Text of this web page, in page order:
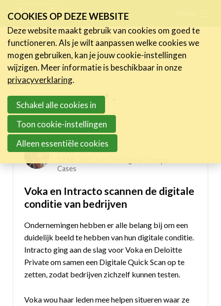
links
Jump
to
navigation
to
main
content
FR NL
Home Cases
Cases Gallery
Voka en Intracto scannen de digitale conditie van bedrijven
Inspiring projects menu
Digital Champs Cases
Pieter Janssens
Cases
Voka en Intracto scannen de digitale
conditie van bedrijven
Ondernemingen hebben er alle belang bij om een
duidelijk beeld te hebben van hun digitale conditie.
Intracto ging aan de slag voor Voka en Deloitte
Private om samen een Digitale Quick Scan op te
zetten, zodat bedrijven zichzelf kunnen testen.
Voka wou haar leden mee helpen situeren waar ze
Nieuws
Activiteiten
Expertise
Toolbox
Bedrijvenzoeker
Lid worden Account
Zoeken
COOKIES OP DEZE WEBSITE
Deze website maakt gebruik van cookies om goed te
functioneren. Als je wilt aanpassen welke cookies we
mogen gebruiken, kan je jouw cookie-instellingen
wijzigen. Meer informatie is beschikbaar in onze
privacyverklaring.
Schakel alle cookies in
Toon cookie-instellingen
Alleen essentiële cookies